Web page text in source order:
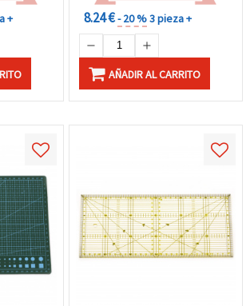
+ 8.24 €- 20 %3 pieza +
AÑADIR AL CARRITO